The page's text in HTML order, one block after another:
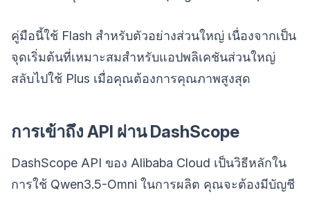
คู่มือนี้ใช้ Flash สำหรับตัวอย่างส่วนใหญ่ เนื่องจากเป็น
จุดเริ่มต้นที่เหมาะสมสำหรับแอปพลิเคชันส่วนใหญ่
สลับไปใช้ Plus เมื่อคุณต้องการคุณภาพสูงสุด
การเข้าถึง API ผ่าน DashScope
DashScope API ของ Alibaba Cloud เป็นวิธีหลักใน
การใช้ Qwen3.5-Omni ในการผลิต คุณจะต้องมีบัญชี